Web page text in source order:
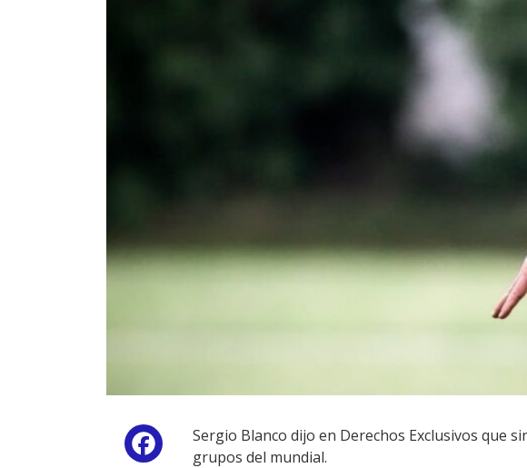
Facebook
Sergio Blanco dijo en Derechos Exclusivos que
grupos del mundial.